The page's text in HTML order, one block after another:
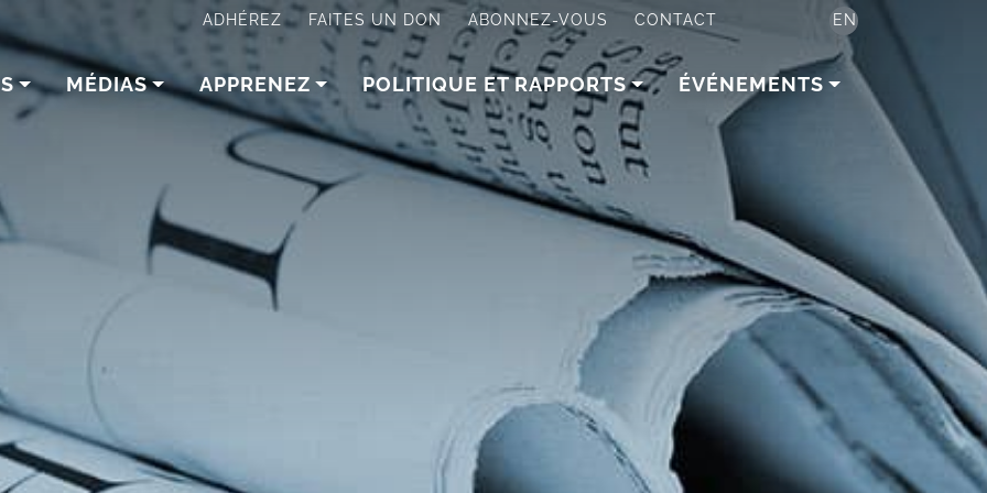
ADHÉREZ FAITES UN DON ABONNEZ-VOUS CONTACT EN
MÉDIAS APPRENEZ POLITIQUE ET RAPPORTS ÉVÉNEMENTS